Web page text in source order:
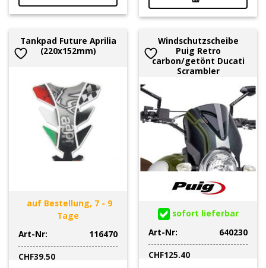
Tankpad Future Aprilia
(220x152mm)
auf Bestellung, 7 - 9
Tage
Art-Nr:
116470
CHF39.50
Windschutzscheibe
Puig Retro
carbon/getönt Ducati
Scrambler
sofort lieferbar
Art-Nr:
640230
CHF125.40